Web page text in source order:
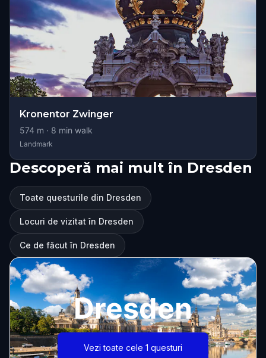
Kronentor Zwinger
574 m · 8 min walk
Landmark
Descoperă mai mult în Dresden
Toate questurile din Dresden
Locuri de vizitat în Dresden
Ce de făcut în Dresden
Dresden
Vezi toate cele 1 questuri